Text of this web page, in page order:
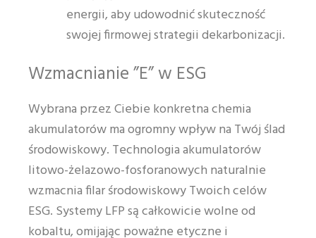
energii, aby udowodnić skuteczność
swojej firmowej strategii dekarbonizacji.
Wzmacnianie ”E” w ESG
Wybrana przez Ciebie konkretna chemia
akumulatorów ma ogromny wpływ na Twój ślad
środowiskowy. Technologia akumulatorów
litowo-żelazowo-fosforanowych naturalnie
wzmacnia filar środowiskowy Twoich celów
ESG. Systemy LFP są całkowicie wolne od
kobaltu, omijając poważne etyczne i